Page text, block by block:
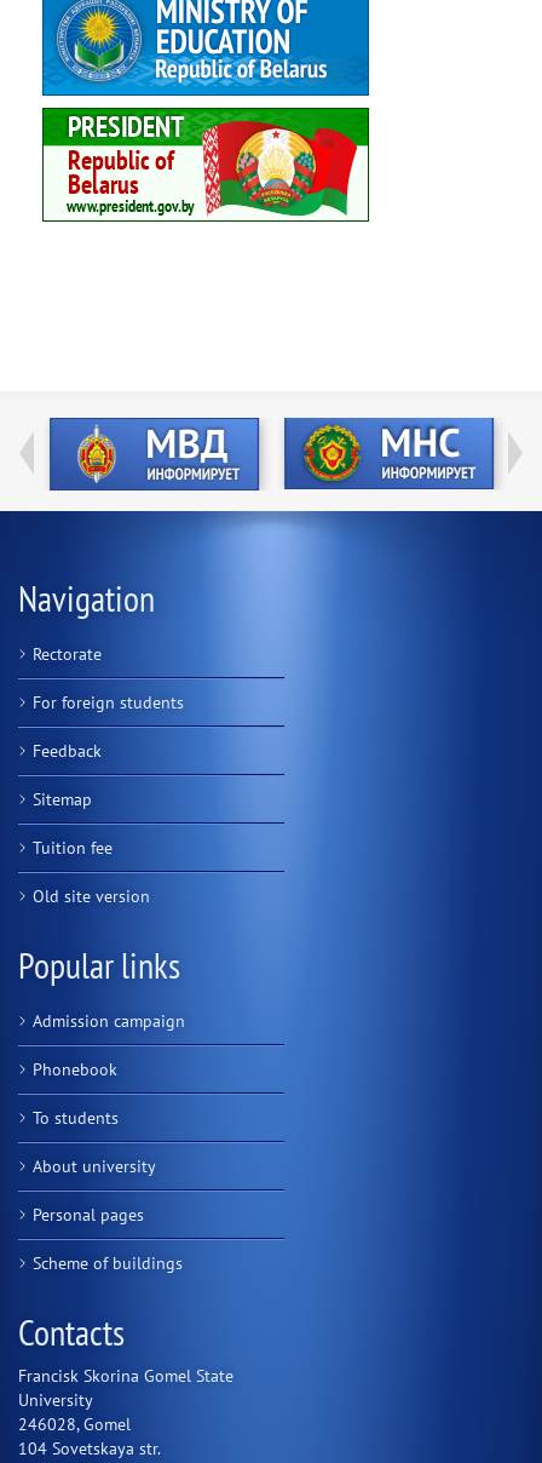
Navigation
Rectorate
For foreign students
Feedback
Sitemap
Tuition fee
Old site version
Popular links
Admission campaign
Phonebook
To students
About university
Personal pages
Scheme of buildings
Contacts
Francisk Skorina Gomel State
University
246028, Gomel
104 Sovetskaya str.